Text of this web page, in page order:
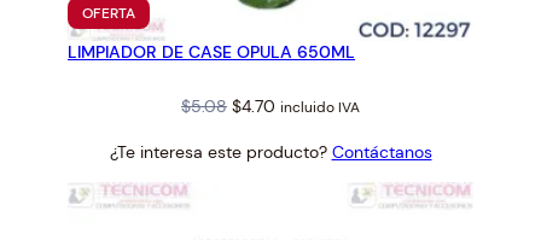
OFERTAPRODUCTO
EN
OFERTA
LIMPIADOR DE CASE OPULA 650ML
$5.08 Original
was:
$4.70 Current
is:
incluido IVA
¿Te interesa este producto? Contáctanos